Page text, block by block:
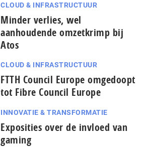
CLOUD & INFRASTRUCTUUR
Minder verlies, wel
aanhoudende omzetkrimp bij
Atos
CLOUD & INFRASTRUCTUUR
FTTH Council Europe omgedoopt
tot Fibre Council Europe
INNOVATIE & TRANSFORMATIE
Exposities over de invloed van
gaming